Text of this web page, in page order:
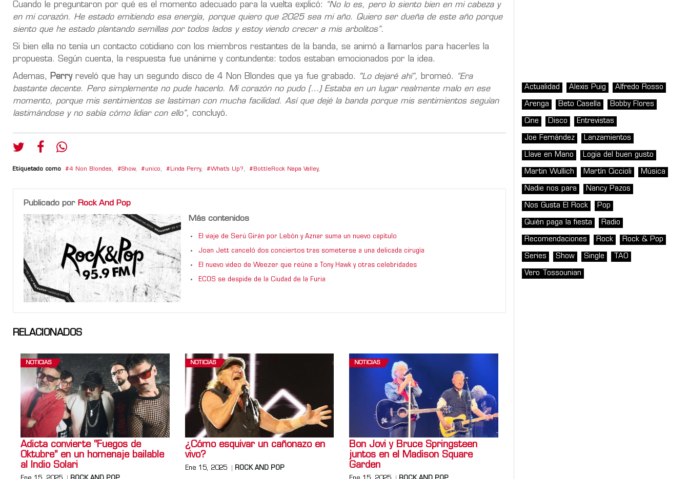
Cuando le preguntaron por qué es el momento adecuado para la vuelta explicó:
“No lo es, pero lo siento bien en mi cabeza y
en mi corazón. He estado emitiendo esa energía, porque quiero que 2025 sea mi año. Quiero ser dueña de este año porque
siento que he estado plantando semillas por todos lados y estoy viendo crecer a mis arbolitos”.
Si bien ella no tenía un contacto cotidiano con los miembros restantes de la banda, se animó a llamarlos para hacerles la
propuesta. Según cuenta, la respuesta fue unánime y contundente: todos estaban emocionados por la idea.
Ademas, Perryreveló que hay un segundo disco de 4 Non Blondes que ya fue grabado. "Lo dejaré ahí”, bromeó.
“Era
bastante decente. Pero simplemente no pude hacerlo. Mi corazón no pudo (…) Estaba en un lugar realmente malo en ese
momento, porque mis sentimientos se lastiman con mucha facilidad. Así que dejé la banda porque mis sentimientos seguían
lastimándose y no sabía cómo lidiar con ello”, concluyó.
Etiquetado como 4 Non Blondes, Show, unico, Linda Perry, What's Up?, BottleRock Napa Valley,
Publicado por Rock And Pop
Más contenidos
El viaje de Serú Girán por Lebón y Aznar suma un nuevo capítulo
Joan Jett canceló dos conciertos tras someterse a una delicada cirugía
El nuevo video de Weezer que reúne a Tony Hawk y otras celebridades
ECOS se despide de la Ciudad de la Furia
RELACIONADOS
NOTICIAS
Adicta convierte "Fuegos de
Oktubre" en un homenaje bailable
al Indio Solari
NOTICIAS
¿Cómo esquivar un cañonazo en
vivo?
Ene 15, 2025 ROCK AND POP
NOTICIAS
Bon Jovi y Bruce Springsteen
juntos en el Madison Square
Garden
Actualidad Alexis Puig Alfredo Rosso
Arenga Beto Casella Bobby Flores
Cine Disco Entrevistas
Joe Fernández Lanzamientos
Llave en Mano Logia del buen gusto
Martin Wullich Martín Ciccioli Música
Nadie nos para Nancy Pazos
Nos Gusta El Rock Pop
Quién paga la fiesta Radio
Recomendaciones Rock Rock & Pop
Series Show Single TAO
Vero Tossounian